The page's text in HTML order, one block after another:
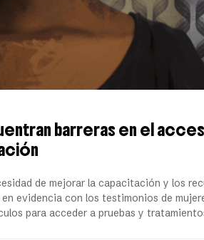
barreras en el
de mejorar la capacitación y los
en evidencia con los testimonios de
para acceder a pruebas y